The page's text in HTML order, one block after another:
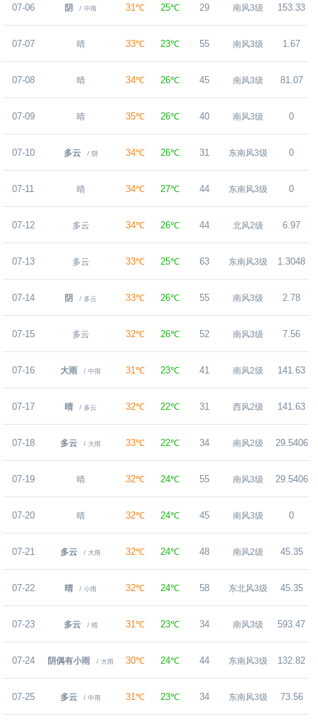
07-06 阴 / 中雨 31℃ 25℃ 29 南风3级 153.33
07-07 晴 33℃ 23℃ 55 南风3级 1.67
07-08 晴 34℃ 26℃ 45 南风3级 81.07
07-09 晴 35℃ 26℃ 40 南风3级 0
07-10 多云 / 阴 34℃ 26℃ 31 东南风3级 0
07-11 晴 34℃ 27℃ 44 东南风3级 0
07-12 多云 34℃ 26℃ 44 北风2级 6.97
07-13 多云 33℃ 25℃ 63 东南风3级 1.3048
07-14 阴 / 多云 33℃ 26℃ 55 南风3级 2.78
07-15 多云 32℃ 26℃ 52 南风3级 7.56
07-16 大雨 / 中雨 31℃ 23℃ 41 南风2级 141.63
07-17 晴 / 多云 32℃ 22℃ 31 西风2级 141.63
07-18 多云 / 大雨 33℃ 22℃ 34 南风2级 29.5406
07-19 晴 32℃ 24℃ 55 南风3级 29.5406
07-20 晴 32℃ 24℃ 45 南风3级 0
07-21 多云 / 大雨 32℃ 24℃ 48 南风2级 45.35
07-22 晴 / 小雨 32℃ 24℃ 58 东北风3级 45.35
07-23 多云 / 晴 31℃ 23℃ 34 南风3级 593.47
07-24 阴偶有小雨 / 大雨 30℃ 24℃ 44 东南风3级 132.82
07-25 多云 / 中雨 31℃ 23℃ 34 东南风3级 73.56